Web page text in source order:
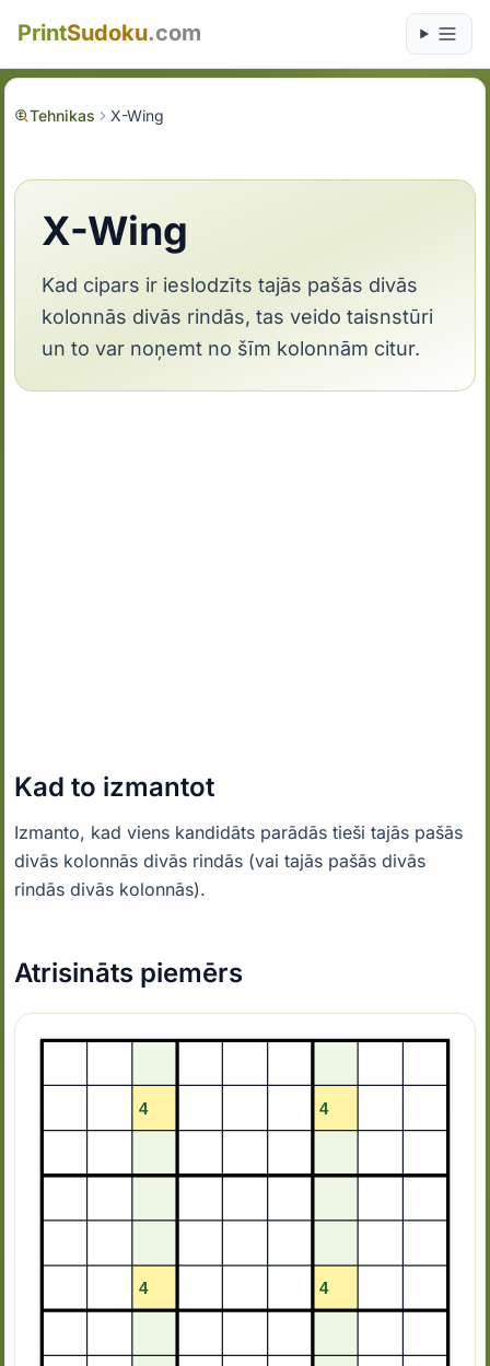
PrintSudoku.com
Tehnikas X-Wing
X-Wing
Kad cipars ir ieslodzīts tajās pašās divās
kolonnās divās rindās, tas veido taisnstūri
un to var noņemt no šīm kolonnām citur.
Kad to izmantot
Izmanto, kad viens kandidāts parādās tieši tajās pašās
divās kolonnās divās rindās (vai tajās pašās divās
rindās divās kolonnās).
Atrisināts piemērs